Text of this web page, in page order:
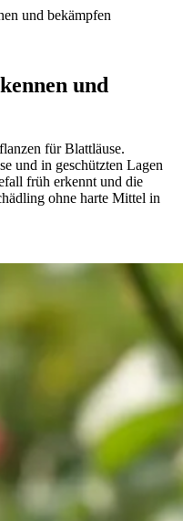
und bekämpfen
und
für Blattläuse.
und in geschützten Lagen
früh erkennt und die
ohne harte Mittel in